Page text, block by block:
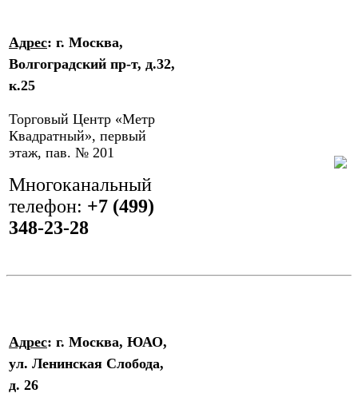
Адрес: г. Москва,
Волгоградский пр-т, д.32,
к.25
Торговый Центр «Метр
Квадратный», первый
этаж, пав. № 201
Многоканальный
телефон: ‎ +7 (499)
348-23-28
Адрес: г. Москва, ЮАО,
ул. Ленинская Слобода,
д. 26